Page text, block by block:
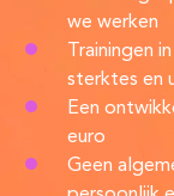
we werken
Trainingen
sterktes en
Een
euro
Geen